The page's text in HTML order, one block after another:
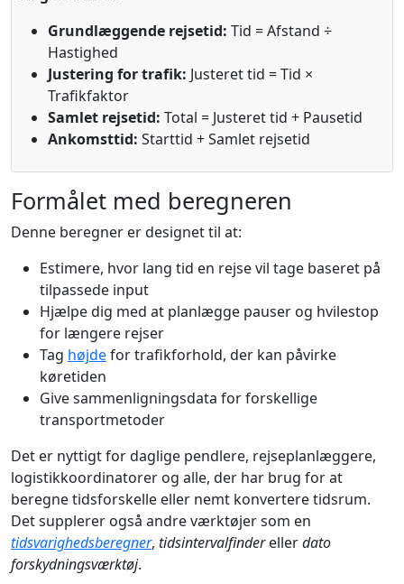
Grundlæggende rejsetid: Tid = Afstand ÷
Hastighed
Justering for trafik: Justeret tid = Tid ×
Trafikfaktor
Samlet rejsetid: Total = Justeret tid + Pausetid
Ankomsttid: Starttid + Samlet rejsetid
Formålet med beregneren
Denne beregner er designet til at:
Estimere, hvor lang tid en rejse vil tage baseret på
tilpassede input
Hjælpe dig med at planlægge pauser og hvilestop
for længere rejser
Tag højdefor trafikforhold, der kan påvirke
køretiden
Give sammenligningsdata for forskellige
transportmetoder
Det er nyttigt for daglige pendlere, rejseplanlæggere,
logistikkoordinatorer og alle, der har brug for at
beregne tidsforskelle eller nemt konvertere tidsrum.
Det supplerer også andre værktøjer som en
tidsvarighedsberegner, tidsintervalfinderellerdato
forskydningsværktøj.